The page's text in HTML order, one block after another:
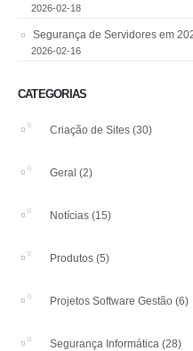
2026-02-18
Segurança de Servidores em
2026-02-16
CATEGORIAS
Criação de Sites (30)
Geral (2)
Notícias (15)
Produtos (5)
Projetos Software Gestão (6)
Segurança Informática (28)